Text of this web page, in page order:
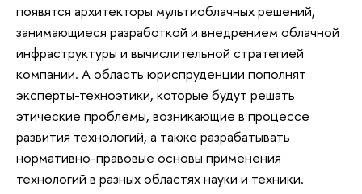
появятся архитекторы мультиоблачных решений,
занимающиеся разработкой и внедрением облачной
инфраструктуры и вычислительной стратегией
компании. А область юриспруденции пополнят
эксперты-техноэтики, которые будут решать
этические проблемы, возникающие в процессе
развития технологий, а также разрабатывать
нормативно-правовые основы применения
технологий в разных областях науки и техники.